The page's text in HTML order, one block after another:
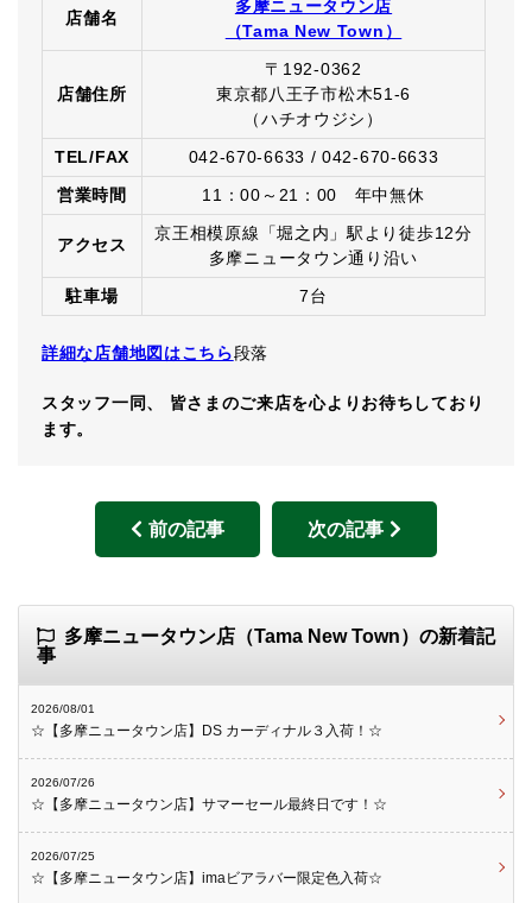
店舗名
多摩ニュータウン店
（Tama New Town）
店舗住所
〒192-0362
東京都八王子市松木51-6
（ハチオウジシ）
TEL/FAX
042-670-6633 / 042-670-6633
営業時間
11：00～21：00 年中無休
アクセス
京王相模原線「堀之内」駅より徒歩12分
多摩ニュータウン通り沿い
駐車場
7台
詳細な店舗地図はこちら段落
スタッフ一同、 皆さまのご来店を心よりお待ちしており
ます。
前の記事 次の記事
多摩ニュータウン店（Tama New Town）の新着記
事
2026/08/01
☆【多摩ニュータウン店】DS カーディナル３入荷！☆
2026/07/26
☆【多摩ニュータウン店】サマーセール最終日です！☆
2026/07/25
☆【多摩ニュータウン店】imaビアラバー限定色入荷☆